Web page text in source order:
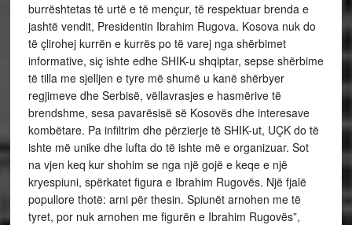
burrështetas të urtë e të mençur, të respektuar brenda e
jashtë vendit, Presidentin Ibrahim Rugova. Kosova nuk do
të çlirohej kurrën e kurrës po të varej nga shërbimet
informative, siç ishte edhe SHIK-u shqiptar, sepse shërbime
të tilla me sjelljen e tyre më shumë u kanë shërbyer
regjimeve dhe Serbisë, vëllavrasjes e hasmërive të
brendshme, sesa pavarësisë së Kosovës dhe interesave
kombëtare. Pa infiltrim dhe përzierje të SHIK-ut, UÇK do të
ishte më unike dhe lufta do të ishte më e organizuar. Sot
na vjen keq kur shohim se nga një gojë e keqe e një
kryespiuni, spërkatet figura e Ibrahim Rugovës. Një fjalë
popullore thotë: arni për thesin. Spiunët arnohen me të
tyret, por nuk arnohen me figurën e Ibrahim Rugovës”,